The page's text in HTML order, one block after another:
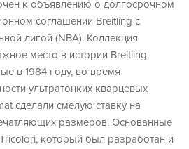
к объявлению о долгосрочном
соглашении Breitling с
лигой (NBA). Коллекция
место в истории Breitling.
в 1984 году, во время
ультратонких кварцевых
сделали смелую ставку на
размеров. Основанные
который был разработан и